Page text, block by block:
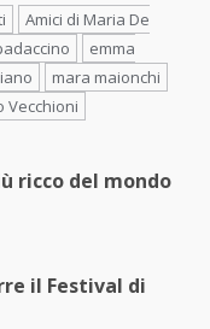
Amici di Maria De
emma
mara maionchi
Vecchioni
ricco del mondo
il Festival di